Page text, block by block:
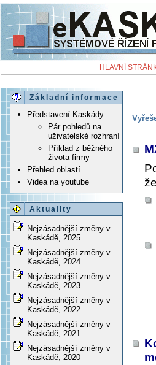
HLAVNÍ
Základní informace
Představení Kaskády
Pár pohledů na
uživatelské rozhraní
Příklad z běžného
života firmy
Přehled oblastí
Videa na youtube
Aktuality
Nejzásadnější změny v
Kaskádě, 2025
Nejzásadnější změny v
Kaskádě, 2024
Nejzásadnější změny v
Kaskádě, 2023
Nejzásadnější změny v
Kaskádě, 2022
Nejzásadnější změny v
Kaskádě, 2021
Nejzásadnější změny v
Kaskádě, 2020